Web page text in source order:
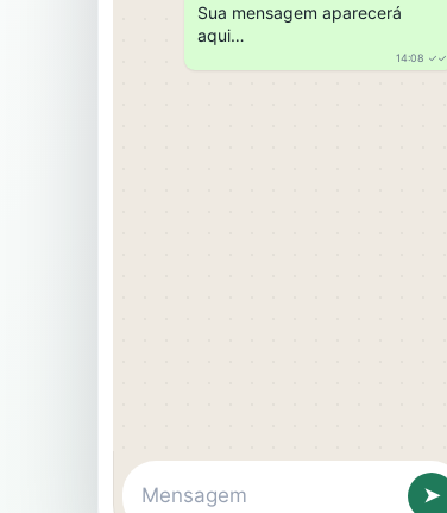
Sua mensagem aparecerá
aqui…
14:08 ✓✓
Mensagem ➤